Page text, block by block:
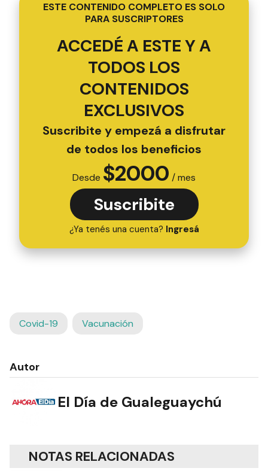
ESTE CONTENIDO COMPLETO ES SOLO
PARA SUSCRIPTORES
ACCEDÉ A ESTE Y A
TODOS LOS
CONTENIDOS
EXCLUSIVOS
Suscribite y empezá a disfrutar
de todos los beneficios
Desde $2000 / mes
Suscribite
¿Ya tenés una cuenta? Ingresá
Covid-19 Vacunación
Autor
El Día de Gualeguaychú
NOTAS RELACIONADAS